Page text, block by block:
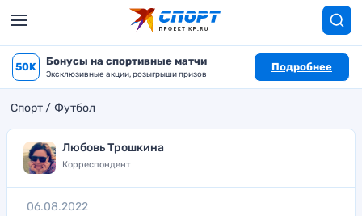
50K Бонусы на спортивные матчи
Эксклюзивные акции, розыгрыши призов
Подробнее
Спорт Футбол
Любовь Трошкина
Корреспондент
06.08.2022